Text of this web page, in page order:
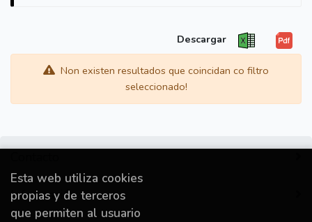
Descargar
Non existen resultados que coincidan co filtro
seleccionado!
Información
Esta web utiliza cookies
propias y de terceros
que permiten al usuario